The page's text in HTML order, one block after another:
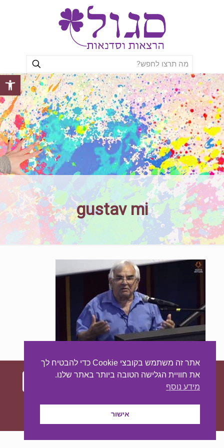
פתח
gustav mi
עיצוב ובניית האתר:מאסטר סייט - יצירת נוכחות
באינטרנט
אתר זה משתמש בקובצי Cookie כדי להבטיח לך
את חוויית הגלישה הטובה ביותר באתר שלנו.
מידע נוסף
אישור